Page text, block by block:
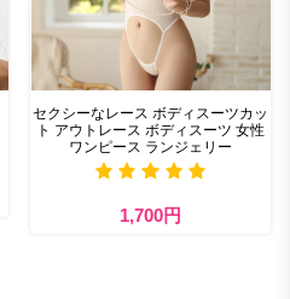
セクシーなレース ボディスーツカッ
ト アウトレース ボディスーツ 女性
ワンピース ランジェリー
1,700円